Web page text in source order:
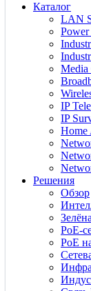
Каталог
LAN
Power
Media
IP
IP
Home
Решения
Обзор
PoE-
PoE